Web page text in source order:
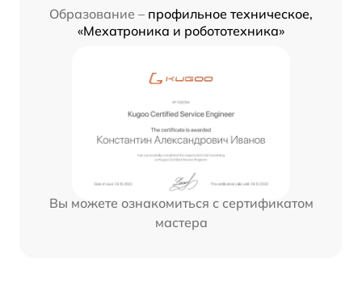
Образование – профильное техническое,
«Мехатроника и робототехника»
Вы можете ознакомиться с сертификатом
мастера